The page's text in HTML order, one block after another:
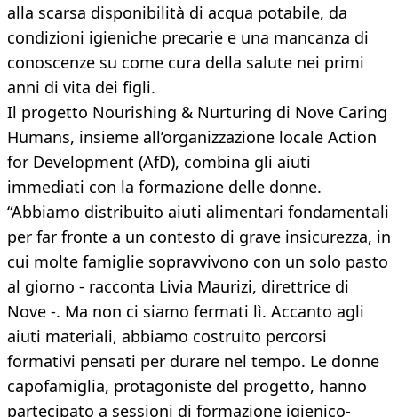
alla scarsa disponibilità di acqua potabile, da
condizioni igieniche precarie e una mancanza di
conoscenze su come cura della salute nei primi
anni di vita dei figli.
Il progetto Nourishing & Nurturing di Nove Caring
Humans, insieme all’organizzazione locale Action
for Development (AfD), combina gli aiuti
immediati con la formazione delle donne.
“Abbiamo distribuito aiuti alimentari fondamentali
per far fronte a un contesto di grave insicurezza, in
cui molte famiglie sopravvivono con un solo pasto
al giorno - racconta Livia Maurizi, direttrice di
Nove -. Ma non ci siamo fermati lì. Accanto agli
aiuti materiali, abbiamo costruito percorsi
formativi pensati per durare nel tempo. Le donne
capofamiglia, protagoniste del progetto, hanno
partecipato a sessioni di formazione igienico-